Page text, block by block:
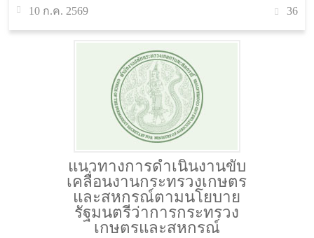
10 ก.ค. 2569 36
แนวทางการดำเนินงานขับ
เคลื่อนงานกระทรวงเกษตร
และสหกรณ์ตามนโยบาย
รัฐมนตรีว่าการกระทรวง
เกษตรและสหกรณ์